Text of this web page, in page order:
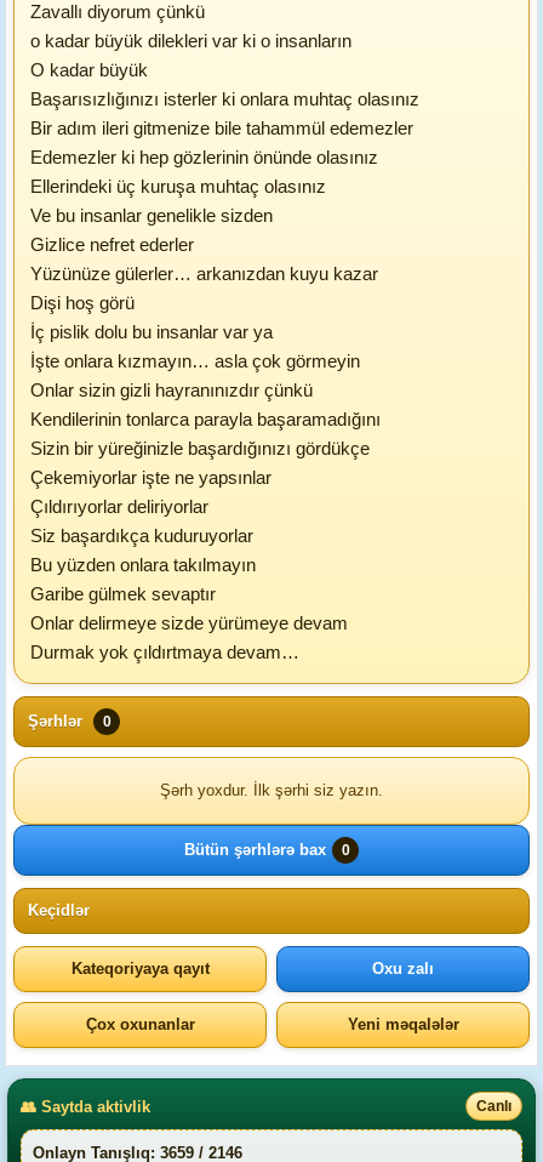
Zavallı diyorum çünkü
o kadar büyük dilekleri var ki o insanların
O kadar büyük
Başarısızlığınızı isterler ki onlara muhtaç olasınız
Bir adım ileri gitmenize bile tahammül edemezler
Edemezler ki hep gözlerinin önünde olasınız
Ellerindeki üç kuruşa muhtaç olasınız
Ve bu insanlar genelikle sizden
Gizlice nefret ederler
Yüzünüze gülerler… arkanızdan kuyu kazar
Dişi hoş görü
İç pislik dolu bu insanlar var ya
İşte onlara kızmayın… asla çok görmeyin
Onlar sizin gizli hayranınızdır çünkü
Kendilerinin tonlarca parayla başaramadığını
Sizin bir yüreğinizle başardığınızı gördükçe
Çekemiyorlar işte ne yapsınlar
Çıldırıyorlar deliriyorlar
Siz başardıkça kuduruyorlar
Bu yüzden onlara takılmayın
Garibe gülmek sevaptır
Onlar delirmeye sizde yürümeye devam
Durmak yok çıldırtmaya devam…
Şərhlər 0
Şərh yoxdur. İlk şərhi siz yazın.
Bütün şərhlərə bax 0
Keçidlər
Kateqoriyaya qayıt Oxu zalı
Çox oxunanlar Yeni məqalələr
👥 Saytda aktivlik Canlı
Onlayn Tanışlıq: 3659 / 2146